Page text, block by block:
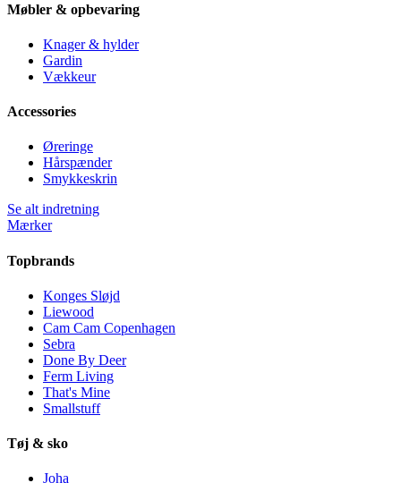
Møbler & opbevaring
Knager & hylder
Gardin
Vækkeur
Accessories
Øreringe
Hårspænder
Smykkeskrin
Se alt indretning
Mærker
Topbrands
Konges Sløjd
Liewood
Cam Cam Copenhagen
Sebra
Done By Deer
Ferm Living
That's Mine
Smallstuff
Tøj & sko
Joha